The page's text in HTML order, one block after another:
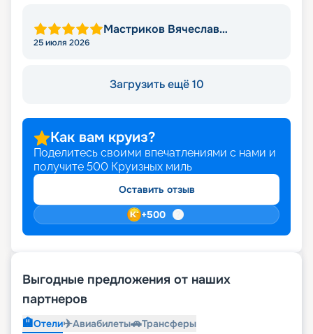
Мастриков Вячеслав
25 июля 2026
Загрузить ещё 10
Как вам круиз?
Поделитесь своими впечатлениями с нами и
получите 500 Круизных миль
Оставить отзыв
+500
Выгодные предложения от наших
партнеров
🏨Отели✈️Авиабилеты🚗Трансферы